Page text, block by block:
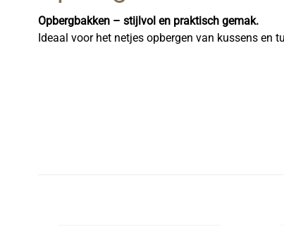
Opbergbakken – stijlvol en praktisch gemak.
Ideaal voor het netjes opbergen van kussens en